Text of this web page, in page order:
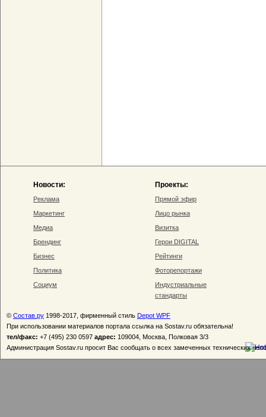
Новости:
Реклама
Маркетинг
Медиа
Брендинг
Бизнес
Политика
Социум
Проекты:
Прямой эфир
Лицо рынка
Визитка
Герои DIGITAL
Рейтинги
Фоторепортажи
Индустриальные
стандарты
© Состав.ру 1998-2017, фирменный стиль Depot WPF
При использовании материалов портала ссылка на Sostav.ru обязательна!
тел/факс: +7 (495) 230 0597 адрес: 109004, Москва, Полковая 3/3
Администрация Sostav.ru просит Вас сообщать о всех замеченных технических